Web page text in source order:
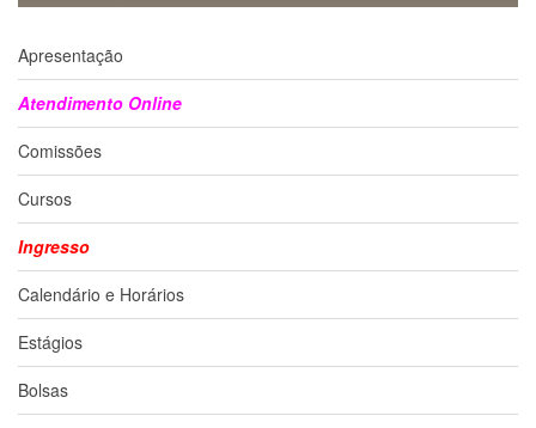
Programas
e
Projetos
Museu
de
USP
Empresas
Juniores
Cursos
Atividades
Apresentação
Atendimento Online
Comissões
Cursos
Ingresso
Calendário e Horários
Estágios
Bolsas